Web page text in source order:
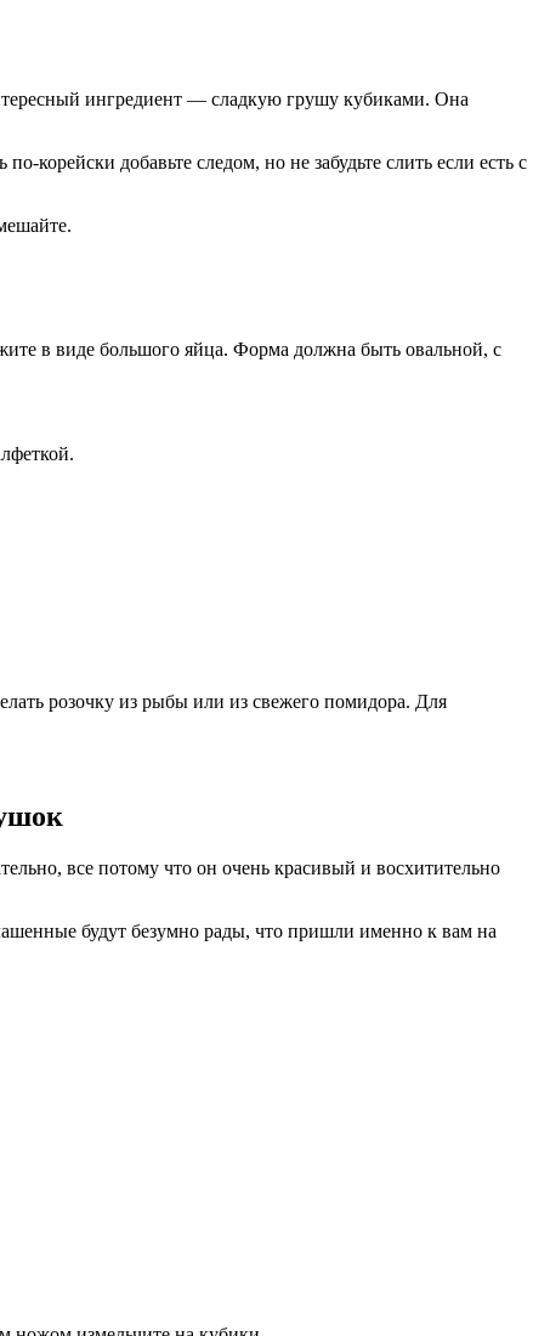
ингредиент — сладкую грушу кубиками. Она
добавьте следом, но не забудьте слить если есть с
в виде большого яйца. Форма должна быть овальной, с
розочку из рыбы или из свежего помидора. Для
все потому что он очень красивый и восхитительно
будут безумно рады, что пришли именно к вам на